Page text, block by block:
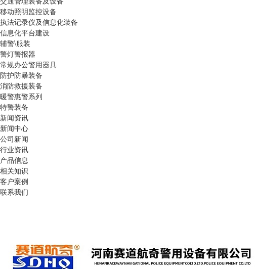
移动照明监控设备
执法记录仪及信息化装备
信息化平台建设
辅警\服装
警灯警报器
常规办公警用器具
防护防暴装备
消防救援装备
暖警惠警系列
特警装备
新闻资讯
新闻中心
公司新闻
行业资讯
产品信息
相关知识
客户案例
联系我们